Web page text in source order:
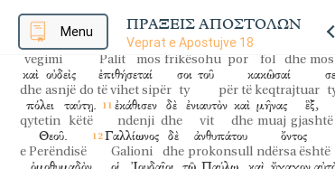
Menu ΠΡΑΞΕΙΣ ΑΠΟΣΤΟΛΩΝ
Veprat e Apostujve 18
Κορινθίων
të korintasve duke dëgjuar besonin dhe pagëzoheshin
ὁράματος
vegimi
Παύλῳ,
Palit
μὴ
mos
φοβοῦ,
frikësohu
ἀλλὰ
por fol dhe mos
καὶ
dhe
οὐδεὶς
asnjë
ἐπιθήσεταί
do të vihet sipër
σοι
ty
τοῦ κακῶσαί
për të keqtrajtuar
πόλει
qytetin
ταύτῃ.
këtë
ἐκάθισεν
ndenji
δὲ
dhe
ἐνιαυτὸν
vit
καὶ
dhe
μῆνας
muaj
ἓξ,
gjashtë
Θεοῦ.
e Perëndisë
Γαλλίωνος
Galioni
δὲ
dhe
ἀνθυπάτου
prokonsull
ὄντος
ndërsa është